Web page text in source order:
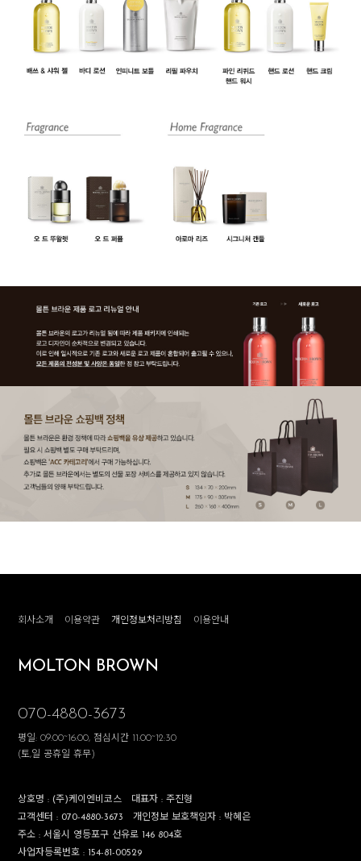
회사소개 이용약관 개인정보처리방침 이용안내
MOLTON BROWN
070-4880-3673
평일: 09:00~16:00, 점심시간 11:00~12:30
(토,일 공휴일 휴무)
상호명 :(주)케이엔비코스 대표자 :주진형
고객센터 : 070-4880-3673 개인정보 보호책임자 : 박혜은
주소 :서울시 영등포구 선유로 146 804호
사업자등록번호 :
154-81-00529